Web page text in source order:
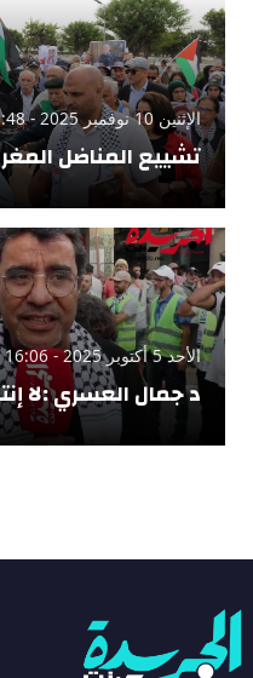
الإثنين 10 نوفمبر 2025 - 00:48
تشييع المناضل
الأحد 5 أكتوبر 2025 - 16:06
د جمال العسري :لا